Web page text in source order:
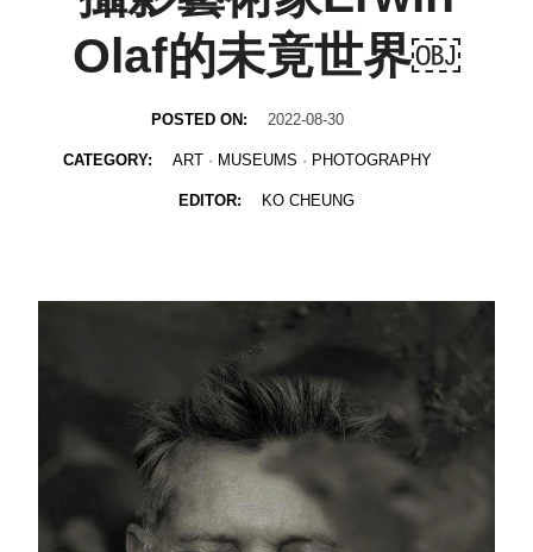
Olaf的未竟世界￼
POSTED ON: 2022-08-30
CATEGORY: ART· MUSEUMS · PHOTOGRAPHY
EDITOR: KO CHEUNG